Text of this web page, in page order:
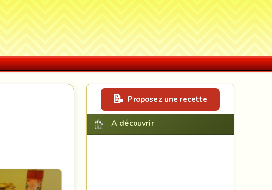
Proposez une recette
A découvrir